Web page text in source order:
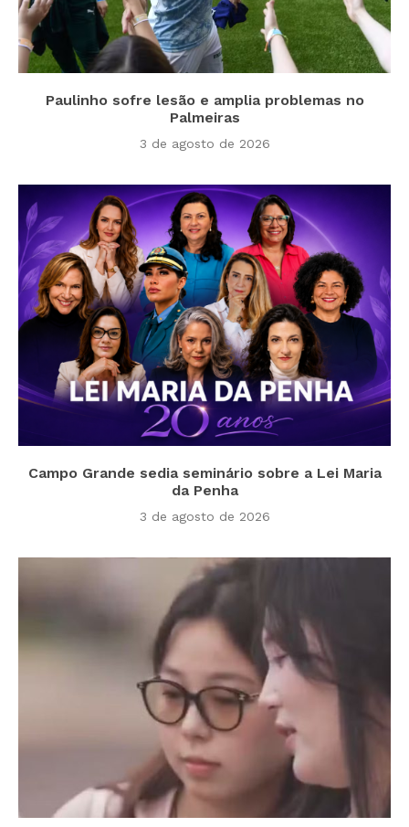
Paulinho sofre lesão e amplia problemas no
Palmeiras
3 de agosto de 2026
Campo Grande sedia seminário sobre a Lei Maria
da Penha
3 de agosto de 2026